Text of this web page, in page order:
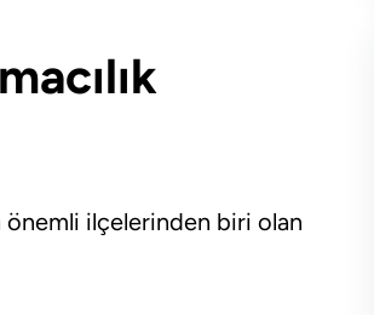
önemli ilçelerinden biri olan